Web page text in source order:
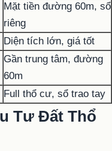
Mặt tiền đường 60m, sổ
riêng
Diện tích lớn, giá tốt
Gần trung tâm, đường
60m
Full thổ cư, sổ trao tay
Tư Đất Thổ